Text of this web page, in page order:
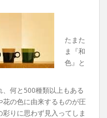
たまた
ま『和
色』と
何と500種類以上もある
の色に由来するものが圧
りに思わず見入ってしま